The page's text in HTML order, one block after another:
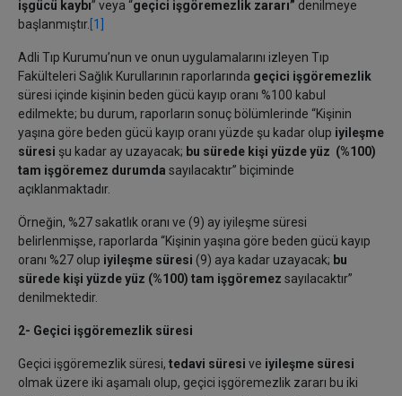
işgücü kaybı” veya “geçici işgöremezlik zararı” denilmeye
başlanmıştır. [1]
Adli Tıp Kurumu’nun ve onun uygulamalarını izleyen Tıp
Fakülteleri Sağlık Kurullarının raporlarında geçici işgöremezlik
süresi içinde kişinin beden gücü kayıp oranı %100 kabul
edilmekte; bu durum, raporların sonuç bölümlerinde “Kişinin
yaşına göre beden gücü kayıp oranı yüzde şu kadar olup iyileşme
süresi şu kadar ay uzayacak; bu sürede kişi yüzde yüz (%100)
tam işgöremez durumda sayılacaktır” biçiminde
açıklanmaktadır.
Örneğin, %27 sakatlık oranı ve (9) ay iyileşme süresi
belirlenmişse, raporlarda “Kişinin yaşına göre beden gücü kayıp
oranı %27 olup iyileşme süresi (9) aya kadar uzayacak; bu
sürede kişi yüzde yüz (%100) tam işgöremez sayılacaktır”
denilmektedir.
2- Geçici işgöremezlik süresi
Geçici işgöremezlik süresi, tedavi süresi ve iyileşme süresi
olmak üzere iki aşamalı olup, geçici işgöremezlik zararı bu iki